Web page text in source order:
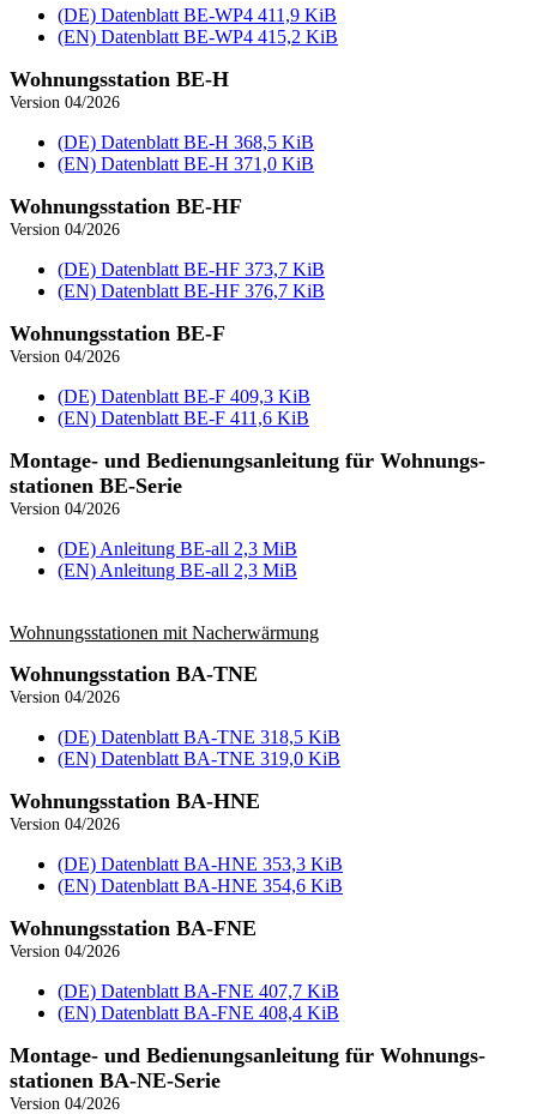
(DE) Datenblatt BE‑WP4 411,9 KiB
(EN) Datenblatt BE‑WP4 415,2 KiB
Wohnungs­station BE-H
Version 04/2026
(DE) Datenblatt BE‑H 368,5 KiB
(EN) Datenblatt BE‑H 371,0 KiB
Wohnungs­station BE-HF
Version 04/2026
(DE) Datenblatt BE‑HF 373,7 KiB
(EN) Datenblatt BE‑HF 376,7 KiB
Wohnungs­station BE-F
Version 04/2026
(DE) Datenblatt BE‑F 409,3 KiB
(EN) Datenblatt BE‑F 411,6 KiB
Montage- und Bedienungsanleitung für Wohnungs­
stationen BE-Serie
Version 04/2026
(DE) Anleitung BE‑all 2,3 MiB
(EN) Anleitung BE‑all 2,3 MiB
Wohnungs­stationen mit Nacherwärmung
Wohnungs­station BA-TNE
Version 04/2026
(DE) Datenblatt BA‑TNE 318,5 KiB
(EN) Datenblatt BA‑TNE 319,0 KiB
Wohnungs­station BA-HNE
Version 04/2026
(DE) Datenblatt BA‑HNE 353,3 KiB
(EN) Datenblatt BA‑HNE 354,6 KiB
Wohnungs­station BA-FNE
Version 04/2026
(DE) Datenblatt BA‑FNE 407,7 KiB
(EN) Datenblatt BA‑FNE 408,4 KiB
Montage- und Bedienungsanleitung für Wohnungs­
stationen BA-NE-Serie
Version 04/2026